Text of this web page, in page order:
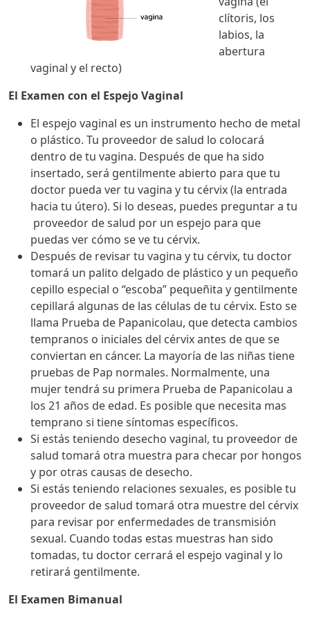
clítoris, los
labios, la
abertura
vaginal y el recto)
El Examen con el Espejo Vaginal
El espejo vaginal es un instrumento hecho de metal
o plástico. Tu proveedor de salud lo colocará
dentro de tu vagina. Después de que ha sido
insertado, será gentilmente abierto para que tu
doctor pueda ver tu vagina y tu cérvix (la entrada
hacia tu útero). Si lo deseas, puedes preguntar a tu
proveedor de salud por un espejo para que
puedas ver cómo se ve tu cérvix.
Después de revisar tu vagina y tu cérvix, tu doctor
tomará un palito delgado de plástico y un pequeño
cepillo especial o “escoba” pequeñita y gentilmente
cepillará algunas de las células de tu cérvix. Esto se
llama Prueba de Papanicolau, que detecta cambios
tempranos o iniciales del cérvix antes de que se
conviertan en cáncer. La mayoría de las niñas tiene
pruebas de Pap normales. Normalmente, una
mujer tendrá su primera Prueba de Papanicolau a
los 21 años de edad. Es posible que necesita mas
temprano si tiene síntomas específicos.
Si estás teniendo desecho vaginal, tu proveedor de
salud tomará otra muestra para checar por hongos
y por otras causas de desecho.
Si estás teniendo relaciones sexuales, es posible tu
proveedor de salud tomará otra muestre del cérvix
para revisar por enfermedades de transmisión
sexual. Cuando todas estas muestras han sido
tomadas, tu doctor cerrará el espejo vaginal y lo
retirará gentilmente.
El Examen Bimanual